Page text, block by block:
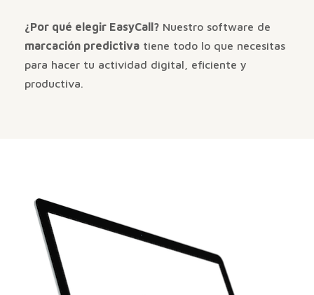
¿Por qué elegir EasyCall? Nuestro software de
marcación predictiva tiene todo lo que necesitas
para hacer tu actividad digital, eficiente y
productiva.